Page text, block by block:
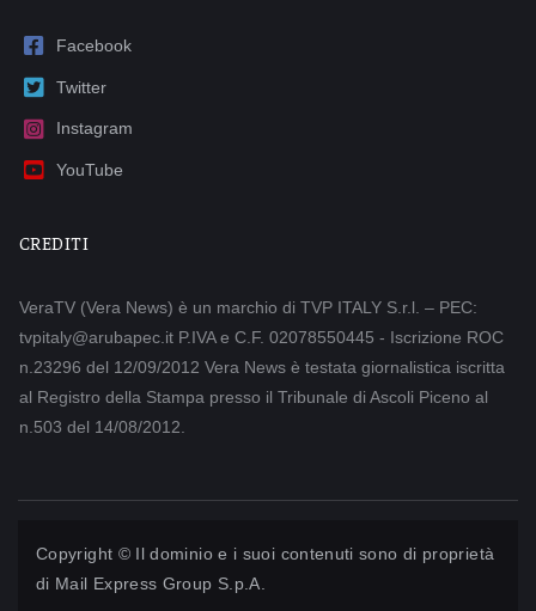
Facebook
Twitter
Instagram
YouTube
CREDITI
VeraTV (Vera News) è un marchio di TVP ITALY S.r.l. – PEC:
tvpitaly@arubapec.it P.IVA e C.F. 02078550445 - Iscrizione ROC
n.23296 del 12/09/2012 Vera News è testata giornalistica iscritta
al Registro della Stampa presso il Tribunale di Ascoli Piceno al
n.503 del 14/08/2012.
Copyright © Il dominio e i suoi contenuti sono di proprietà
di Mail Express Group S.p.A.